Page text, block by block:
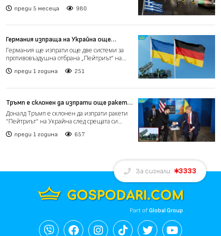
преди 5 месеца 980
Германия изпраща на Украйна още
системи за противовъздушна отбрана
Германия ще изпрати още две системи за
противовъздушна отбрана „Пейтриът“ на
преди 1 година 251
Тръмп е склонен да изпрати още ракети
на Украйна след срещата си със
Зеленски в Хага
Доналд Тръмп е склонен да изпрати ракети
"Пейтриът" на Украйна след срещата си
преди 1 година 657
За сигнали: 3333
Part ofGlobal Group